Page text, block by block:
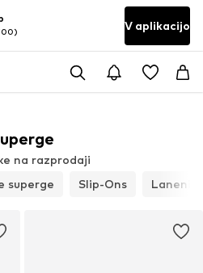
V aplikacijo
na razprodaji
superge Slip-Ons Laneni